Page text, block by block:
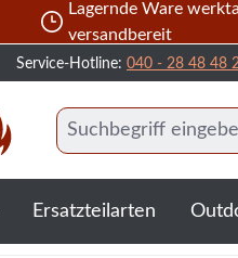
Lagernde Ware
versandbereit
Service-Hotline: 040 - 28 48 48
Ersatzteilarten